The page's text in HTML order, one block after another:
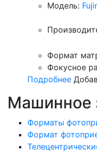
Модель:
Формат
Фокусное
Подробнее
Машинное
Форматы
Формат